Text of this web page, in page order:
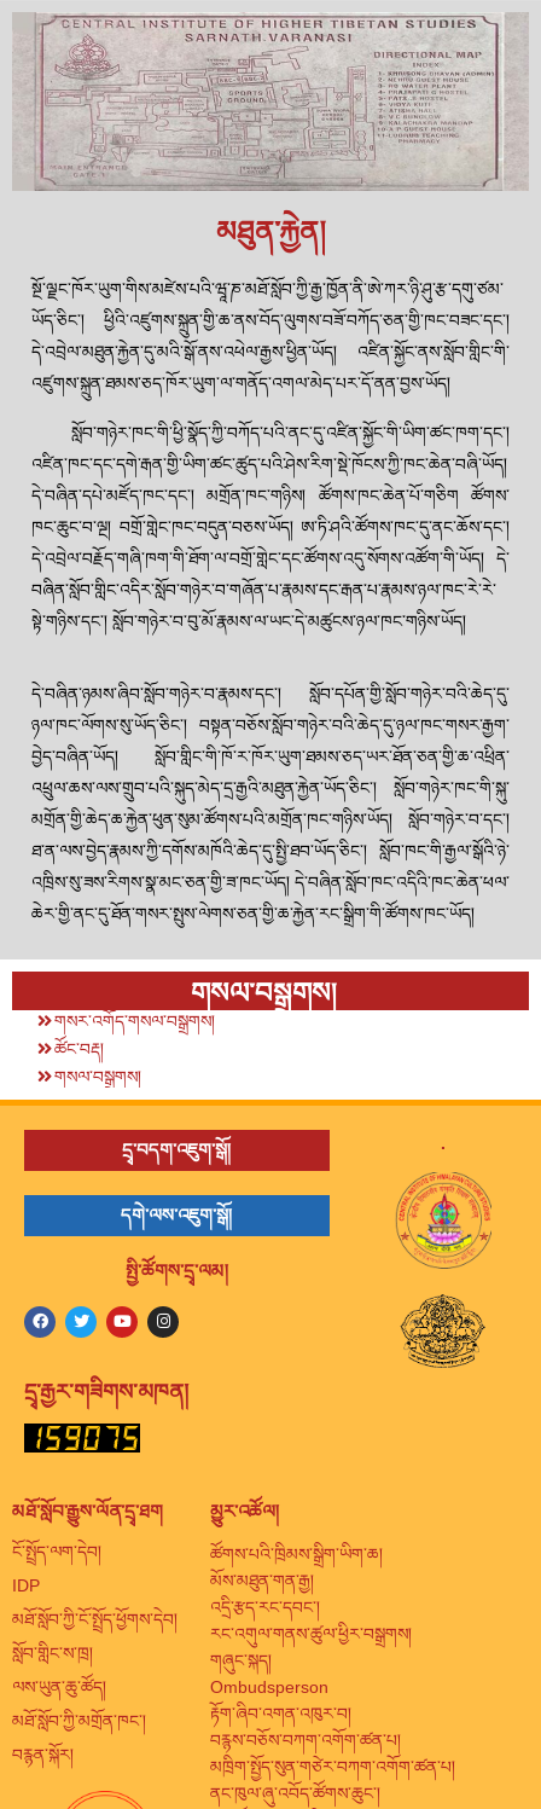
མཐུན་རྐྱེན།
སྔོ་ལྗང་ཁོར་ཡུག་གིས་མཛེས་པའི་ཝཱ་ཎ་མཐོ་སློབ་ཀྱི་རྒྱ་ཁྱོན་ནི་ཨེ་ཀར་ཉི་ཤུ་རྩ་དགུ་ཙམ་
ཡོད་ཅིང་། ཕྱིའི་འཛུགས་སྐྲུན་གྱི་ཆ་ནས་བོད་ལུགས་བཟོ་བཀོད་ཅན་གྱི་ཁང་བཟང་དང་།
དེ་འབྲེལ་མཐུན་རྐྱེན་དུ་མའི་སྒོ་ནས་འཕེལ་རྒྱས་ཕྱིན་ཡོད། འཛིན་སྐྱོང་ནས་སློབ་གླིང་གི་
འཛུགས་སྐྲུན་ཐམས་ཅད་ཁོར་ཡུག་ལ་གནོད་འགལ་མེད་པར་དོ་ནན་བྱས་ཡོད།
སློབ་གཉེར་ཁང་གི་ཕྱི་སྣོད་ཀྱི་བཀོད་པའི་ནང་དུ་འཛིན་སྐྱོང་གི་ཡིག་ཚང་ཁག་དང་།
འཛིན་ཁང་དང་དགེ་རྒན་གྱི་ཡིག་ཚང་ཚུད་པའི་ཤེས་རིག་སྡེ་ཁོངས་ཀྱི་ཁང་ཆེན་བཞི་ཡོད།
དེ་བཞིན་དཔེ་མཛོད་ཁང་དང་། མགྲོན་ཁང་གཉིས། ཚོགས་ཁང་ཆེན་པོ་གཅིག ཚོགས་
ཁང་ཆུང་བ་ལྔ། བགྲོ་གླེང་ཁང་བདུན་བཅས་ཡོད། ཨ་ཏི་ཤའི་ཚོགས་ཁང་དུ་ནང་ཆོས་དང་།
དེ་འབྲེལ་བརྗོད་གཞི་ཁག་གི་ཐོག་ལ་བགྲོ་གླེང་དང་ཚོགས་འདུ་སོགས་འཚོག་གི་ཡོད། དེ་
བཞིན་སློབ་གླིང་འདིར་སློབ་གཉེར་བ་གཞོན་པ་རྣམས་དང་རྒན་པ་རྣམས་ཉལ་ཁང་རེ་རེ་
སྟེ་གཉིས་དང་། སློབ་གཉེར་བ་བུ་མོ་རྣམས་ལ་ཡང་དེ་མཚུངས་ཉལ་ཁང་གཉིས་ཡོད།
དེ་བཞིན་ཉམས་ཞིབ་སློབ་གཉེར་བ་རྣམས་དང་། སློབ་དཔོན་གྱི་སློབ་གཉེར་བའི་ཆེད་དུ་
ཉལ་ཁང་ལོགས་སུ་ཡོད་ཅིང་། བསྟན་བཅོས་སློབ་གཉེར་བའི་ཆེད་དུ་ཉལ་ཁང་གསར་རྒྱག་
བྱེད་བཞིན་ཡོད། སློབ་གླིང་གི་ཁོ་ར་ཁོར་ཡུག་ཐམས་ཅད་ཡར་ཐོན་ཅན་གྱི་ཆ་འཕྲིན་
འཕྲུལ་ཆས་ལས་གྲུབ་པའི་སྐུད་མེད་དྲ་རྒྱའི་མཐུན་རྐྱེན་ཡོད་ཅིང་། སློབ་གཉེར་ཁང་གི་སྐུ་
མགྲོན་གྱི་ཆེད་ཆ་རྐྱེན་ཕུན་སུམ་ཚོགས་པའི་མགྲོན་ཁང་གཉིས་ཡོད། སློབ་གཉེར་བ་དང་།
ཐ་ན་ལས་བྱེད་རྣམས་ཀྱི་དགོས་མཁོའི་ཆེད་དུ་སྤྱི་ཐབ་ཡོད་ཅིང་། སློབ་ཁང་གི་རྒྱལ་སྒོའི་ཉེ་
འཁྲིས་སུ་ཟས་རིགས་སྣ་མང་ཅན་གྱི་ཟ་ཁང་ཡོད། དེ་བཞིན་སློབ་ཁང་འདིའི་ཁང་ཆེན་ཕལ་
ཆེར་གྱི་ནང་དུ་ཐོན་གསར་སྤུས་ལེགས་ཅན་གྱི་ཆ་རྐྱེན་རང་སྒྲིག་གི་ཚོགས་ཁང་ཡོད།
གསལ་བསྒྲགས།
གསར་འགོད་གསལ་བསྒྲགས།
ཚོང་བརྡ།
གསལ་བསྒྲགས།
དྲྭ་བདག་འཇུག་སྒོ།
དགེ་ལས་འཇུག་སྒོ།
སྤྱི་ཚོགས་དྲྭ་ལམ།
དྲྭ་རྒྱར་གཟིགས་མཁན།
.
མཐོ་སློབ་རྒྱུས་ལོན་དྲྭ་ཐག
ངོ་སྤྲོད་ལག་དེབ།
IDP
མཐོ་སློབ་ཀྱི་ངོ་སྤྲོད་ཕྱོགས་དེབ།
སློབ་གླིང་ས་ཁྲ།
ལས་ཡུན་ཆུ་ཚོད།
མཐོ་སློབ་ཀྱི་མགྲོན་ཁང་།
བརྙན་སྐོར།
མྱུར་འཚོལ།
ཚོགས་པའི་ཁྲིམས་སྒྲིག་ཡིག་ཆ།
མོས་མཐུན་གན་རྒྱ།
འདྲི་རྩད་རང་དབང་།
རང་འགུལ་གནས་ཚུལ་ཕྱིར་བསྒྲགས།
གཞུང་སྐད།
Ombudsperson
རྟོག་ཞིབ་འགན་འཁུར་བ།
བརྙས་བཅོས་བཀག་འགོག་ཚན་པ།
མཁྲིག་སྤྱོད་སུན་གཙེར་བཀག་འགོག་ཚན་པ།
ནང་ཁུལ་ཞུ་འབོད་ཚོགས་ཆུང་།